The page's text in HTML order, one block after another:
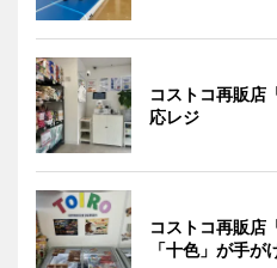
コストコ再販店
応レジ
コストコ再販店
「十色」が手が